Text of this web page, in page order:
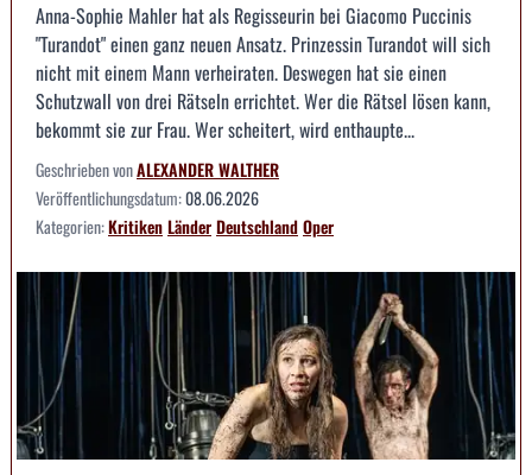
Anna-Sophie Mahler hat als Regisseurin bei Giacomo Puccinis
"Turandot" einen ganz neuen Ansatz. Prinzessin Turandot will sich
nicht mit einem Mann verheiraten. Deswegen hat sie einen
Schutzwall von drei Rätseln errichtet. Wer die Rätsel lösen kann,
bekommt sie zur Frau. Wer scheitert, wird enthaupte...
Geschrieben vonALEXANDER WALTHER
Veröffentlichungsdatum:08.06.2026
Kategorien:KritikenLänderDeutschlandOper